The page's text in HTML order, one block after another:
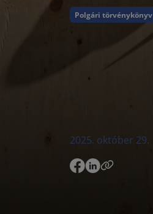
Polgári törvénykönyv
2025. október 29.